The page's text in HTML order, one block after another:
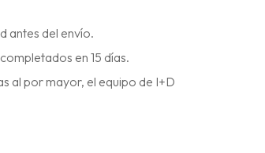
antes del envío.
en 15 días.
al por mayor, el equipo de I+D